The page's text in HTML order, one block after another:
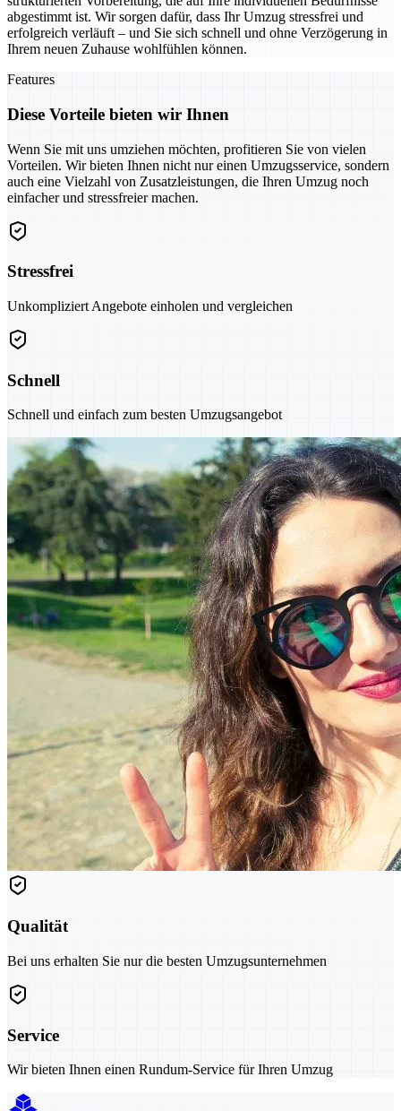
abgestimmt ist. Wir sorgen dafür, dass Ihr Umzug stressfrei und
erfolgreich verläuft – und Sie sich schnell und ohne Verzögerung in
Ihrem neuen Zuhause wohlfühlen können.
Features
Diese Vorteile bieten wir Ihnen
Wenn Sie mit uns umziehen möchten, profitieren Sie von vielen
Vorteilen. Wir bieten Ihnen nicht nur einen Umzugsservice, sondern
auch eine Vielzahl von Zusatzleistungen, die Ihren Umzug noch
einfacher und stressfreier machen.
Stressfrei
Unkompliziert Angebote einholen und vergleichen
Schnell
Schnell und einfach zum besten Umzugsangebot
Qualität
Bei uns erhalten Sie nur die besten Umzugsunternehmen
Service
Wir bieten Ihnen einen Rundum-Service für Ihren Umzug